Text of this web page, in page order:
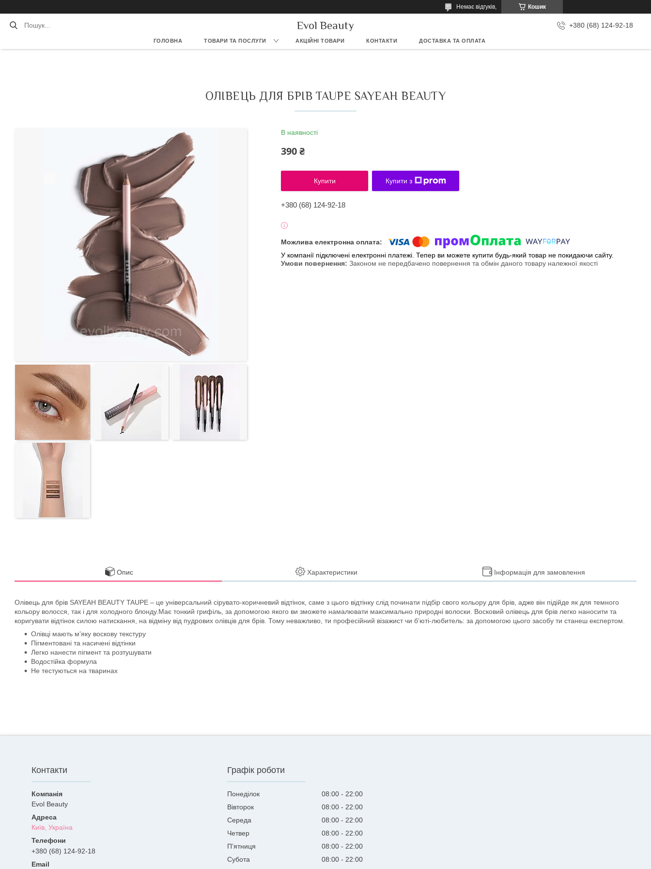
Кошик
Немає відгуків,
Evol Beauty +380 (68) 124-92-18
ГОЛОВНА ТОВАРИ ТА ПОСЛУГИ АКЦІЙНІ ТОВАРИ КОНТАКТИ ДОСТАВКА ТА ОПЛАТА
ОЛІВЕЦЬ ДЛЯ БРІВ TAUPE SAYEAH BEAUTY
В наявності
390 ₴
Купити Купити з
+380 (68) 124-92-18
У компанії підключені електронні платежі. Тепер ви можете купити будь-який товар не покидаючи сайту.
Законом не передбачено повернення та обмін даного товару належної якості
Опис Характеристики Інформація для замовлення
Олівець для брів SAYEAH BEAUTY TAUPE – це універсальний сірувато-коричневий відтінок, саме з цього відтінку слід починати підбір свого кольору для брів, адже він підійде як для темного
кольору волосся, так і для холодного блонду.Має тонкий грифіль, за допомогою якого ви зможете намалювати максимально природні волоски. Восковий олівець для брів легко наносити та
коригувати відтінок силою натискання, на відміну від пудрових олівців для брів. Тому неважливо, ти професійний візажист чи б’юті-любитель: за допомогою цього засобу ти станеш експертом.
Олівці мають мʼяку воскову текстуру
Пігментовані та насичені відтінки
Легко нанести пігмент та розтушувати
Водостійка формула
Не тестуються на тваринах
Контакти
Evol Beauty
Київ, Україна
+380 (68) 124-92-18
Графік роботи
Понеділок 08:00
22:00
Вівторок
08:00
22:00
Середа
08:00
22:00
Четвер
08:00
22:00
Пʼятниця
08:00
22:00
Субота
08:00
22:00